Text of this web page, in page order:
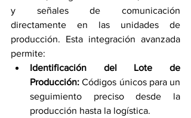
y señales de comunicación
directamente en las unidades de
producción. Esta integración avanzada
permite:
Identificación del Lote de
Producción: Códigos únicos para un
seguimiento preciso desde la
producción hasta la logística.